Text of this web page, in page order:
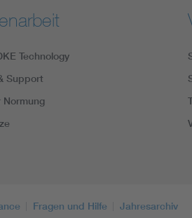
Technology
Support
Normung
Fragen und Hilfe Jahresarchiv